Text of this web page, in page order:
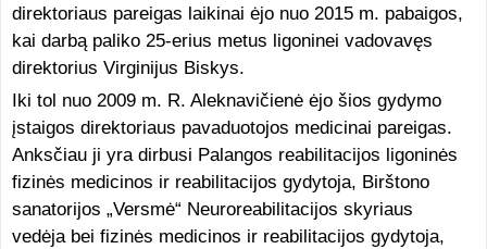
direktoriaus pareigas laikinai ėjo nuo 2015 m. pabaigos,
kai darbą paliko 25-erius metus ligoninei vadovavęs
direktorius Virginijus Biskys.
Iki tol nuo 2009 m. R. Aleknavičienė ėjo šios gydymo
įstaigos direktoriaus pavaduotojos medicinai pareigas.
Anksčiau ji yra dirbusi Palangos reabilitacijos ligoninės
fizinės medicinos ir reabilitacijos gydytoja, Birštono
sanatorijos „Versmė“ Neuroreabilitacijos skyriaus
vedėja bei fizinės medicinos ir reabilitacijos gydytoja,